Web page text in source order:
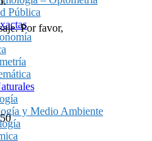
Pública
y Medio Ambiente
Por favor,